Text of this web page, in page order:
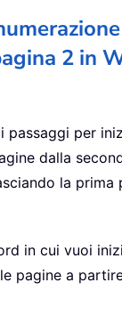
2 in
passaggi per
dalla
la prima
in cui vuoi
pagine a